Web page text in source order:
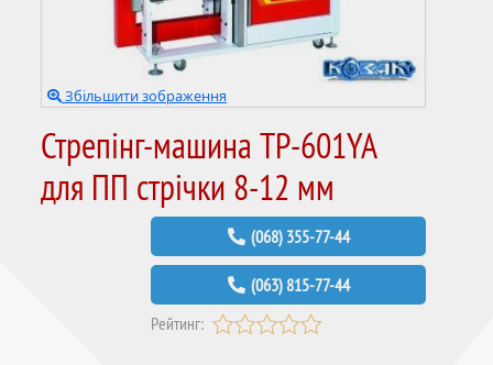
Збільшити зображення
Стрепінг-машина TP-601YA
для ПП стрічки 8-12 мм
(068) 355-77-44
(063) 815-77-44
Рейтинг: